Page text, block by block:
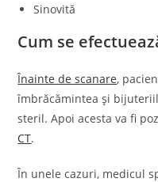
Sinovită
Cum se
Înainte de scanare,
îmbrăcămintea și
steril. Apoi acesta va fi
CT.
În unele cazuri, medicul